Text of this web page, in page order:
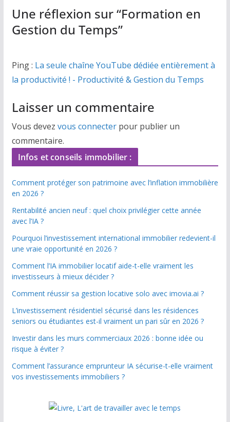
Une réflexion sur “Formation en
Gestion du Temps”
Ping : La seule chaîne YouTube dédiée entièrement à
la productivité ! - Productivité & Gestion du Temps
Laisser un commentaire
Vous devez vous connecterpour publier un
commentaire.
Infos et conseils immobilier :
Comment protéger son patrimoine avec l’inflation immobilière
en 2026 ?
Rentabilité ancien neuf : quel choix privilégier cette année
avec l’IA ?
Pourquoi l’investissement international immobilier redevient-il
une vraie opportunité en 2026 ?
Comment l’IA immobilier locatif aide-t-elle vraiment les
investisseurs à mieux décider ?
Comment réussir sa gestion locative solo avec imovia.ai ?
L’investissement résidentiel sécurisé dans les résidences
seniors ou étudiantes est-il vraiment un pari sûr en 2026 ?
Investir dans les murs commerciaux 2026 : bonne idée ou
risque à éviter ?
Comment l’assurance emprunteur IA sécurise-t-elle vraiment
vos investissements immobiliers ?